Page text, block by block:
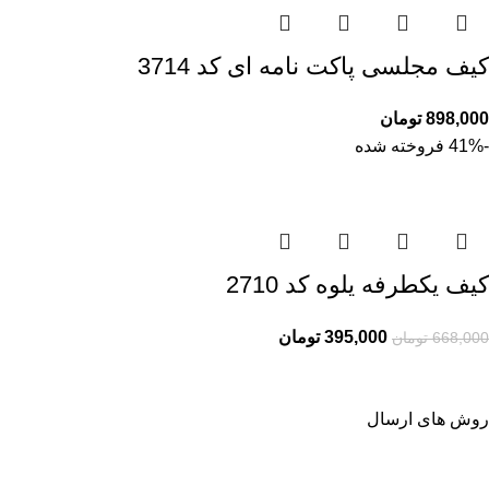
کیف مجلسی پاکت نامه ای کد 3714
898,000 تومان
-41%
فروخته شده
کیف یکطرفه یلوه کد 2710
668,000 تومان 395,000 تومان
روش های ارسال